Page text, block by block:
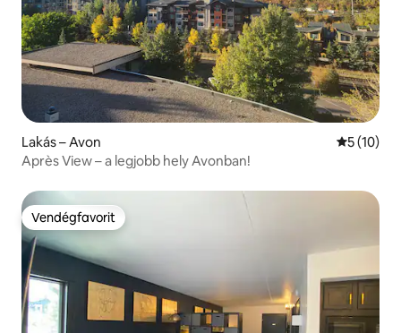
Lakás – Avon Átlagos
5 (10)
Après View – a legjobb hely Avonban!
Vendégfavorit
Vendégfavorit